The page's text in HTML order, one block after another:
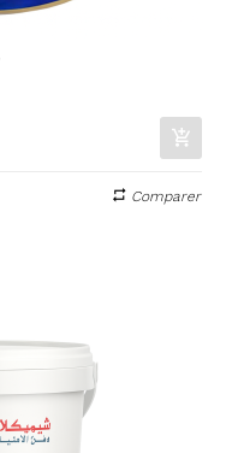
Comparer